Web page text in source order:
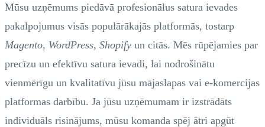
Mūsu uzņēmums piedāvā profesionālus satura ievades
pakalpojumus visās populārākajās platformās, tostarp
Magento, WordPress, Shopify un citās. Mēs rūpējamies par
precīzu un efektīvu satura ievadi, lai nodrošinātu
vienmērīgu un kvalitatīvu jūsu mājaslapas vai e-komercijas
platformas darbību. Ja jūsu uzņēmumam ir izstrādāts
individuāls risinājums, mūsu komanda spēj ātri apgūt